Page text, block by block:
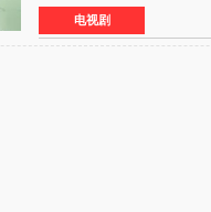
主海报，正式进入开播倒计时
女主角背对背站立，各自望向不
空白与冷漠的表情
电视剧